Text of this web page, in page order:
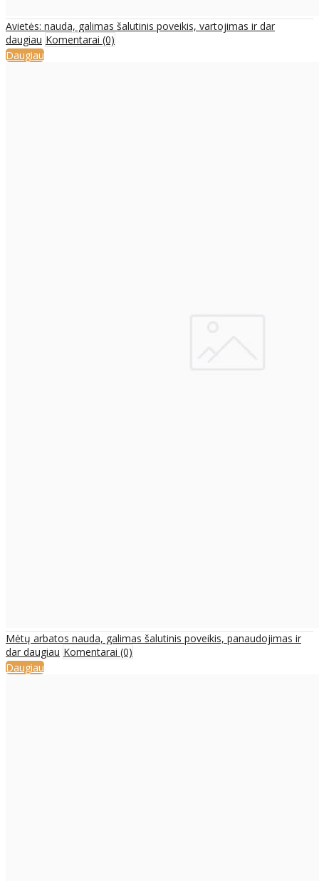
Avietės: nauda, galimas šalutinis poveikis, vartojimas ir dar
daugiau Komentarai (0)
Daugiau
Mėtų arbatos nauda, galimas šalutinis poveikis, panaudojimas ir
dar daugiau Komentarai (0)
Daugiau